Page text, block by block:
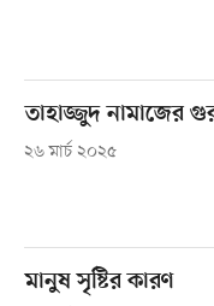
তাহাজ্জুদ নামাজের
২৬ মার্চ ২০২৫
মানুষ সৃষ্টির কারণ